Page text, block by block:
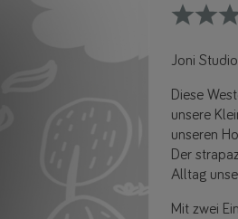
Joni Studio
Diese
unsere
unseren
Der
Alltag
Mit zwei